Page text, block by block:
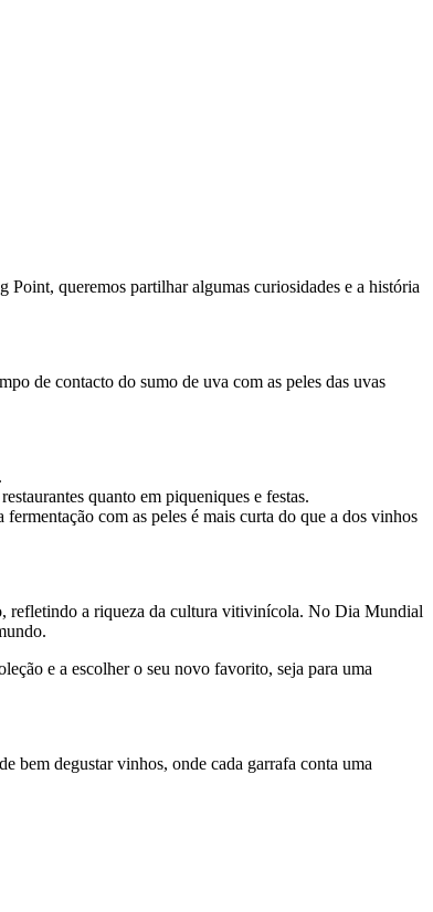
queremos partilhar algumas curiosidades e a história
de contacto do sumo de uva com as peles das uvas
quanto em piqueniques e festas.
com as peles é mais curta do que a dos vinhos
refletindo a riqueza da cultura vitivinícola. No Dia Mundial
e a escolher o seu novo favorito, seja para uma
bem degustar vinhos, onde cada garrafa conta uma